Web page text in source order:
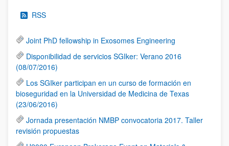
RSS
Joint PhD fellowship in Exosomes Engineering
Disponibilidad de servicios SGIker: Verano 2016
(08/07/2016)
Los SGIker participan en un curso de formación en
bioseguridad en la Universidad de Medicina de Texas
(23/06/2016)
Jornada presentación NMBP convocatoria 2017. Taller
revisión propuestas